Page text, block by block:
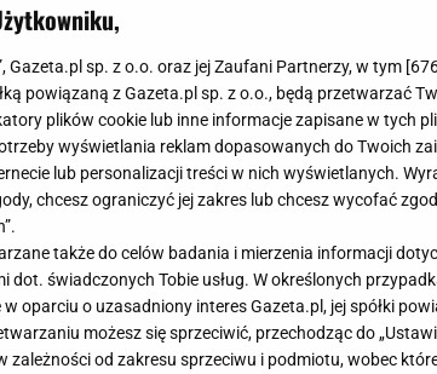
Gazeta.pl sp. z o.o. oraz jej Zaufani Partnerzy, w tym [
powiązaną z Gazeta.pl sp. z o.o., będą przetwarzać
plików cookie lub inne informacje zapisane w tych
wyświetlania reklam dopasowanych do Twoich
lub personalizacji treści w nich wyświetlanych.
chcesz ograniczyć jej zakres lub chcesz wycofać
także do celów badania i mierzenia informacji
dot. świadczonych Tobie usług. W określonych
oparciu o uzasadniony interes Gazeta.pl, jej spółki
możesz się sprzeciwić, przechodząc do
zależności od zakresu sprzeciwu i podmiotu, wobec